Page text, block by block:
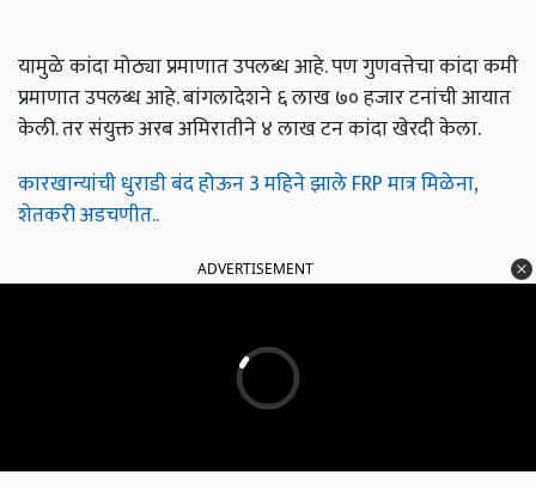
यामुळे कांदा मोठ्या प्रमाणात उपलब्ध आहे. पण गुणवत्तेचा कांदा कमी
प्रमाणात उपलब्ध आहे. बांगलादेशने ६ लाख ७० हजार टनांची आयात
केली. तर संयुक्त अरब अमिरातीने ४ लाख टन कांदा खेरदी केला.
कारखान्यांची धुराडी बंद होऊन 3 महिने झाले FRP मात्र मिळेना,
शेतकरी अडचणीत..
ADVERTISEMENT